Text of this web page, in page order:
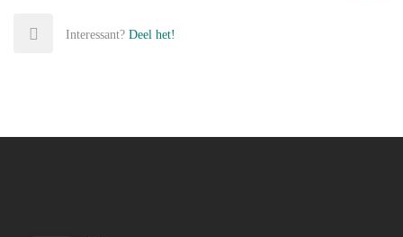
Interessant? Deel het!